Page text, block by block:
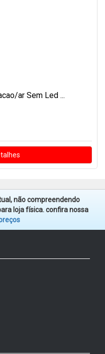
ar Sem Led ...
não compreendendo
loja física. confira nossa